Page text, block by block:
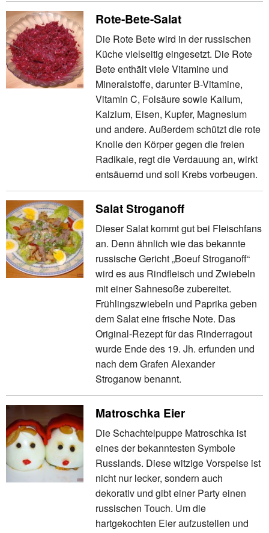
Rote-Bete-Salat
Die Rote Bete wird in der russischen
Küche vielseitig eingesetzt. Die Rote
Bete enthält viele Vitamine und
Mineralstoffe, darunter B-Vitamine,
Vitamin C, Folsäure sowie Kalium,
Kalzium, Eisen, Kupfer, Magnesium
und andere. Außerdem schützt die rote
Knolle den Körper gegen die freien
Radikale, regt die Verdauung an, wirkt
entsäuernd und soll Krebs vorbeugen.
Salat Stroganoff
Dieser Salat kommt gut bei Fleischfans
an. Denn ähnlich wie das bekannte
russische Gericht „Boeuf Stroganoff“
wird es aus Rindfleisch und Zwiebeln
mit einer Sahnesoße zubereitet.
Frühlingszwiebeln und Paprika geben
dem Salat eine frische Note. Das
Original-Rezept für das Rinderragout
wurde Ende des 19. Jh. erfunden und
nach dem Grafen Alexander
Stroganow benannt.
Matroschka Eier
Die Schachtelpuppe Matroschka ist
eines der bekanntesten Symbole
Russlands. Diese witzige Vorspeise ist
nicht nur lecker, sondern auch
dekorativ und gibt einer Party einen
russischen Touch. Um die
hartgekochten Eier aufzustellen und